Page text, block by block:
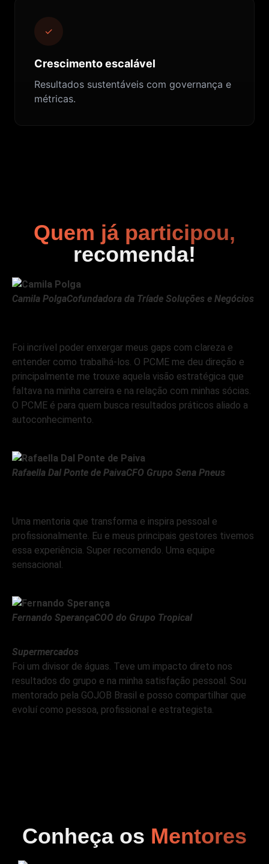
✓
Crescimento escalável
Resultados sustentáveis com governança e
métricas.
Quem já participou,
recomenda!
Camila PolgaCofundadora da Tríade Soluções e Negócios
Foi incrível poder enxergar meus gaps com clareza e
entender como trabalhá-los. O PCME me deu direção e
principalmente me trouxe aquela visão estratégica que
faltava na minha carreira e na relação com minhas sócias.
O PCME é para quem busca resultados práticos aliado a
autoconhecimento.
Rafaella Dal Ponte de PaivaCFO Grupo Sena Pneus
Uma mentoria que transforma e inspira pessoal e
profissionalmente. Eu e meus principais gestores tivemos
essa experiência. Super recomendo. Uma equipe
sensacional.
Fernando SperançaCOO do Grupo Tropical
Supermercados
Foi um divisor de águas. Teve um impacto direto nos
resultados do grupo e na minha satisfação pessoal. Sou
mentorado pela GOJOB Brasil e posso compartilhar que
evoluí como pessoa, profissional e estrategista.
Conheça os Mentores